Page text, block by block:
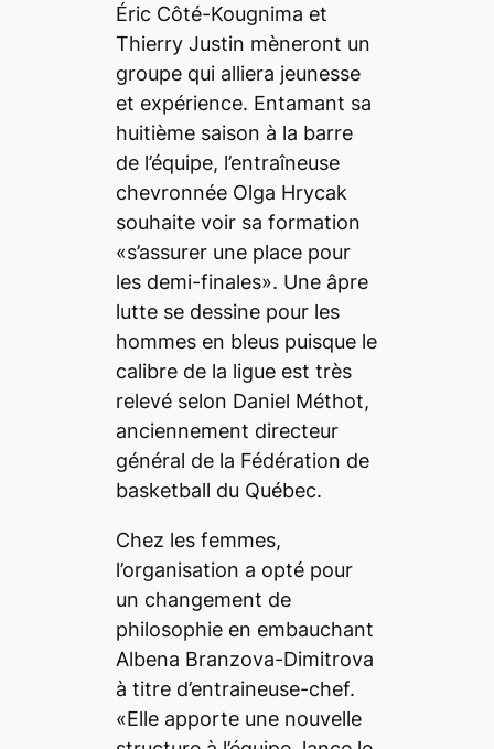
Éric Côté-Kougnima et
Thierry Justin mèneront un
groupe qui alliera jeunesse
et expérience. Entamant sa
huitième saison à la barre
de l’équipe, l’entraîneuse
chevronnée Olga Hrycak
souhaite voir sa formation
«s’assurer une place pour
les demi-finales». Une âpre
lutte se dessine pour les
hommes en bleus puisque le
calibre de la ligue est très
relevé selon Daniel Méthot,
anciennement directeur
général de la Fédération de
basketball du Québec.
Chez les femmes,
l’organisation a opté pour
un changement de
philosophie en embauchant
Albena Branzova-Dimitrova
à titre d’entraineuse-chef.
«Elle apporte une nouvelle